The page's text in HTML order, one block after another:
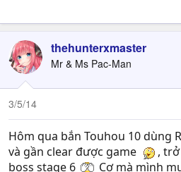
thehunterxmaster
Mr & Ms Pac-Man
3/5/14
Hôm qua bắn Touhou 10 dùng
và gần clear được game
,
boss stage 6
Cơ mà mình